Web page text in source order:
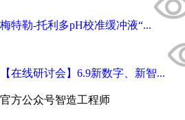
梅特勒-托利多pH校准缓冲液“...
【在线研讨会】6.9新数字、新智...
官方公众号智造工程师